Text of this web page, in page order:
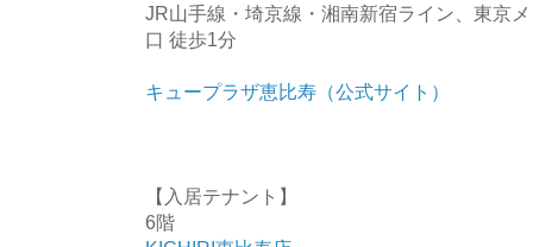
JR山手線・埼京線・湘南新宿ライン、東京
口 徒歩1分
キュープラザ恵比寿（公式サイト）
【入居テナント】
6階